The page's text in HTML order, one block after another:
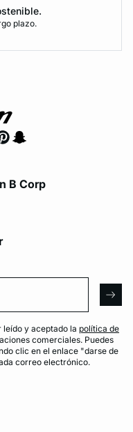
plazo.
B Corp
y aceptado la política de
comerciales. Puedes
clic en el enlace "darse de
correo electrónico.